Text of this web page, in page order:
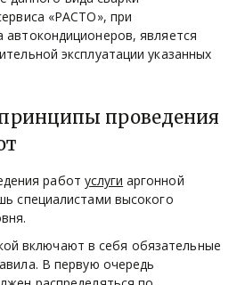
«РАСТО», при
является
эксплуатации указанных
проведения
работ услуги аргонной
специалистами высокого
включают в себя обязательные
В первую очередь